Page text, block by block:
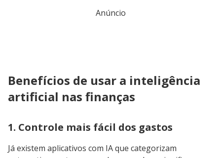
Anúncio
Benefícios de usar a inteligência
artificial nas finanças
1. Controle mais fácil dos gastos
Já existem aplicativos com IA que categorizam